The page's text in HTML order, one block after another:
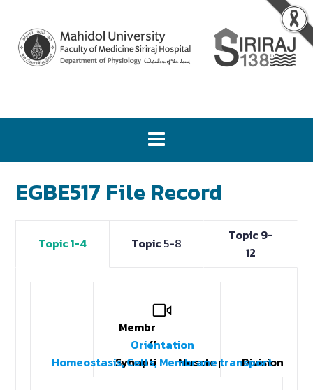
EGBE517 File Record
Topic 1-4 Topic 5-8
Topic 9-
12
Orientation
Homeostasis, Cells, Membrane transport
Membrane potential
(RMP, AP),
Synaptic transmission
Muscle physiology:
Divisions of